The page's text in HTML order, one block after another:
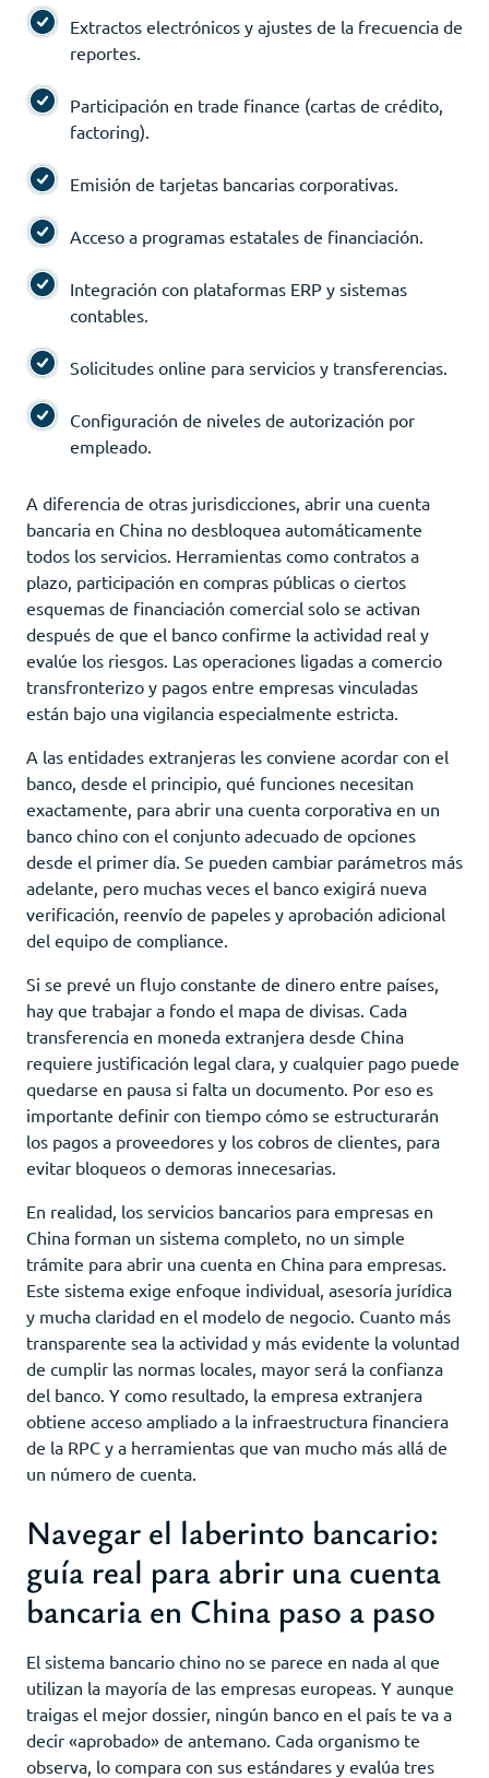
Extractos electrónicos y ajustes de la frecuencia de
reportes.
Participación en trade finance (cartas de crédito,
factoring).
Emisión de tarjetas bancarias corporativas.
Acceso a programas estatales de financiación.
Integración con plataformas ERP y sistemas
contables.
Solicitudes online para servicios y transferencias.
Configuración de niveles de autorización por
empleado.
A diferencia de otras jurisdicciones, abrir una cuenta
bancaria en China no desbloquea automáticamente
todos los servicios. Herramientas como contratos a
plazo, participación en compras públicas o ciertos
esquemas de financiación comercial solo se activan
después de que el banco confirme la actividad real y
evalúe los riesgos. Las operaciones ligadas a comercio
transfronterizo y pagos entre empresas vinculadas
están bajo una vigilancia especialmente estricta.
A las entidades extranjeras les conviene acordar con el
banco, desde el principio, qué funciones necesitan
exactamente, para abrir una cuenta corporativa en un
banco chino con el conjunto adecuado de opciones
desde el primer día. Se pueden cambiar parámetros más
adelante, pero muchas veces el banco exigirá nueva
verificación, reenvío de papeles y aprobación adicional
del equipo de compliance.
Si se prevé un flujo constante de dinero entre países,
hay que trabajar a fondo el mapa de divisas. Cada
transferencia en moneda extranjera desde China
requiere justificación legal clara, y cualquier pago puede
quedarse en pausa si falta un documento. Por eso es
importante definir con tiempo cómo se estructurarán
los pagos a proveedores y los cobros de clientes, para
evitar bloqueos o demoras innecesarias.
En realidad, los servicios bancarios para empresas en
China forman un sistema completo, no un simple
trámite para abrir una cuenta en China para empresas.
Este sistema exige enfoque individual, asesoría jurídica
y mucha claridad en el modelo de negocio. Cuanto más
transparente sea la actividad y más evidente la voluntad
de cumplir las normas locales, mayor será la confianza
del banco. Y como resultado, la empresa extranjera
obtiene acceso ampliado a la infraestructura financiera
de la RPC y a herramientas que van mucho más allá de
un número de cuenta.
Navegar el laberinto bancario:
guía real para abrir una cuenta
bancaria en China paso a paso
El sistema bancario chino no se parece en nada al que
utilizan la mayoría de las empresas europeas. Y aunque
traigas el mejor dossier, ningún banco en el país te va a
decir «aprobado» de antemano. Cada organismo te
observa, lo compara con sus estándares y evalúa tres